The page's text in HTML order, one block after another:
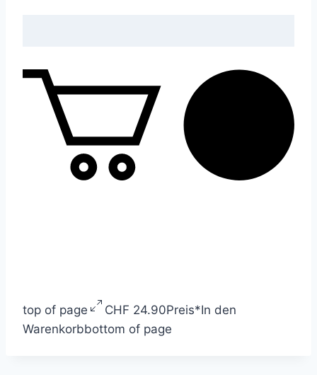
top of page CHF 24.90Preis*In den
Warenkorbbottom of page